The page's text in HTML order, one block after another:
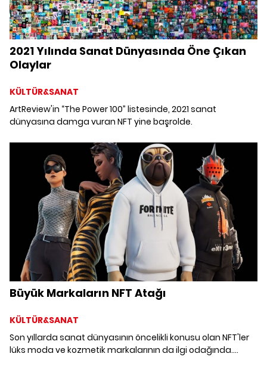
2021 Yılında Sanat Dünyasında Öne Çıkan
Olaylar
KÜLTÜR&SANAT
ArtReview'in “The Power 100” listesinde, 2021 sanat
dünyasına damga vuran NFT yine başrolde.
Büyük Markaların NFT Atağı
KÜLTÜR&SANAT
Son yıllarda sanat dünyasının öncelikli konusu olan NFT'ler
lüks moda ve kozmetik markalarının da ilgi odağında.